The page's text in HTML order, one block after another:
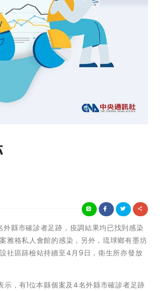
縣市確診者足跡，疫調結果均已找到感染
雅格私人會館的感染，另外，琉球鄉有墨坊
社區篩檢站持續至4月9日，衛生所亦發放
，有1位本縣個案及4名外縣市確診者足跡